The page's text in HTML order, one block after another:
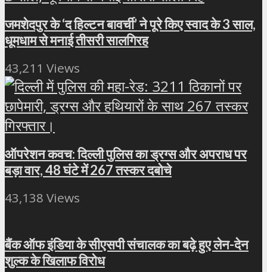
जमशेदपुर के ‘द हिल्टन बावर्ची’ ने पूरे किए स्वाद के 3 साल,
धूमधाम से मनाई तीसरी सालगिरह
43,211 Views
ऑपरेशन कवच: दिल्ली पुलिस का ड्रग्स और अपराध पर
बड़ा वार, 48 घंटे में 267 तस्कर दबोचे
43,138 Views
बैंक ऑफ इंडिया के सीएसपी संचालक का बढ़े हुए लेन-देन
शुल्क के खिलाफ विरोध